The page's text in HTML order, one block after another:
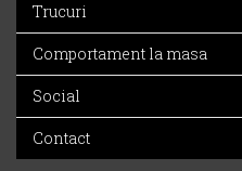
Trucuri
Comportament la masa
Social
Contact